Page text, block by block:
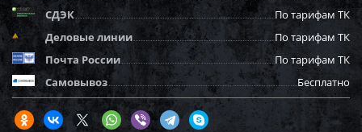
СДЭК
По тарифам ТК
Деловые линии
По тарифам ТК
Почта России
По тарифам ТК
Самовывоз
Бесплатно